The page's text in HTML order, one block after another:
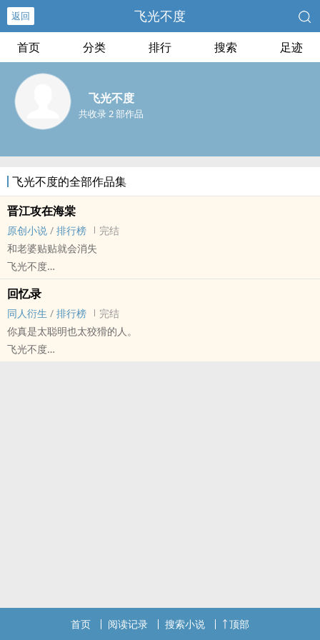
返回 飞光不度
首页 分类 排行 搜索 足迹
飞光不度
共收录 2 部作品
飞光不度的全部作品集
晋江攻在‍海‍‎棠‍
原创小说 / 排行榜
完结
和老婆贴贴就会消失
飞光不度
HE - 小甜饼 - 轻松 - 谐趣
‌‍1‍v‍‎‌1‌
作为晋江预备役攻的我到了‍海‍‎棠‍，对我有脖子以下意思的人一碰我我
就会消失。
回忆录
‌‎‍同‎人‍‌‍衍生 / 排行榜
完结
你真是太聪明也太狡猾的人。
飞光不度
首页 阅读记录 搜索小说 顶部